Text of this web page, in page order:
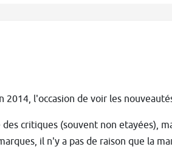
2014, l'occasion de voir les
critiques (souvent non etayées),
il n'y a pas de raison que la